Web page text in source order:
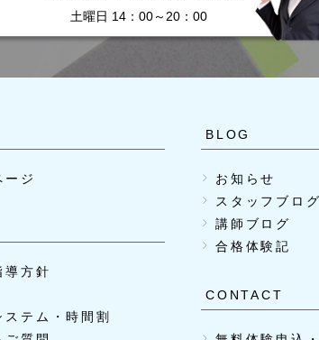
土曜日 14：00～20：00
ージ
導方針
ステム・時間割
BLOG
お知らせ
スタッフブログ
講師ブログ
合格体験記
CONTACT